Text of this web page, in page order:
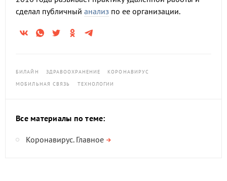
сделал публичный анализ по ее организации.
БИЛАЙН ЗДРАВООХРАНЕНИЕ
КОРОНАВИРУС
МОБИЛЬНАЯ СВЯЗЬ
ТЕХНОЛОГИИ
Все материалы по теме:
Коронавирус. Главное